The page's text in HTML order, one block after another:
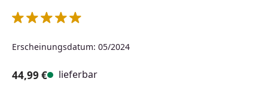
Erscheinungsdatum: 05/2024
44,99 € lieferbar